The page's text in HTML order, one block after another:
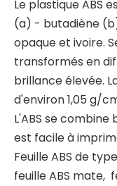
Le plastique ABS
(a) - butadiène
opaque et ivoire.
transformés en
brillance élevée.
d'environ 1,05 g/
L'ABS se
est facile à
Feuille ABS de
feuille ABS mate,